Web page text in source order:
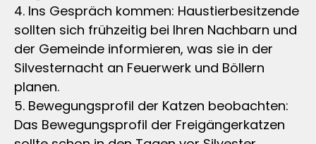
4. Ins Gespräch kommen: Haustierbesitzende
sollten sich frühzeitig bei Ihren Nachbarn und
der Gemeinde informieren, was sie in der
Silvesternacht an Feuerwerk und Böllern
planen.
5. Bewegungsprofil der Katzen beobachten:
Das Bewegungsprofil der Freigängerkatzen